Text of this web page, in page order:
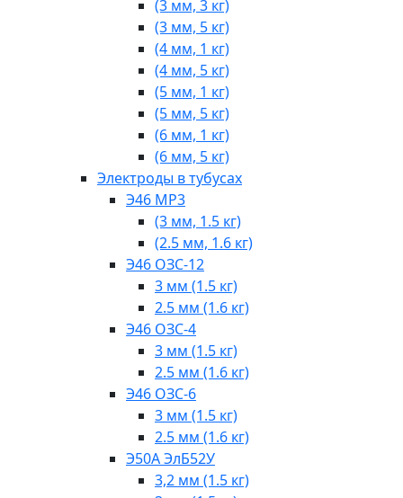
(3 мм, 3 кг)
(3 мм, 5 кг)
(4 мм, 1 кг)
(4 мм, 5 кг)
(5 мм, 1 кг)
(5 мм, 5 кг)
(6 мм, 1 кг)
(6 мм, 5 кг)
Электроды в тубусах
Э46 МР3
(3 мм, 1.5 кг)
(2.5 мм, 1.6 кг)
Э46 ОЗС-12
3 мм (1.5 кг)
2.5 мм (1.6 кг)
Э46 ОЗС-4
3 мм (1.5 кг)
2.5 мм (1.6 кг)
Э46 ОЗС-6
3 мм (1.5 кг)
2.5 мм (1.6 кг)
Э50А ЭлБ52У
3,2 мм (1.5 кг)